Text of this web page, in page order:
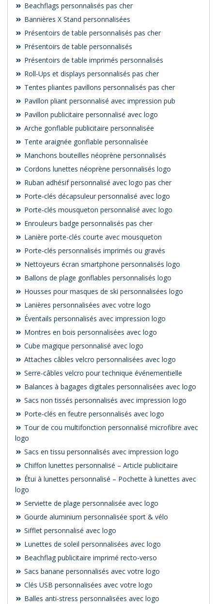
Beachflags personnalisés pas cher
Bannières X Stand personnalisées
Présentoirs de table personnalisés pas cher
Présentoirs de table personnalisés
Présentoirs de table imprimés personnalisés
Roll-Ups et displays personnalisés pas cher
Tentes pliantes pavillons personnalisés pas cher
Pavillon pliant personnalisé avec impression pub
Pavillon publicitaire personnalisé avec logo
Arche gonflable publicitaire personnalisée
Tente araignée gonflable personnalisée
Manchons bouteilles néoprène personnalisés
Cordons lunettes néoprène personnalisés logo
Ruban adhésif personnalisé avec logo pas cher
Porte-clés décapsuleur personnalisé avec logo
Porte-clés mousqueton personnalisé avec logo
Enrouleurs badge personnalisés pas cher
Lanière porte-clés courte avec mousqueton
Porte-clés personnalisés imprimés ou gravés
Nettoyeurs écran smartphone personnalisés logo
Ballons de plage gonflables personnalisés logo
Housses pour masques de ski personnalisées logo
Lanières personnalisées avec votre logo
Éventails personnalisés avec impression logo
Montres en bois personnalisées avec logo
Cube magique personnalisé avec logo
Attaches câbles velcro personnalisées avec logo
Serre-câbles velcro pour technique événementielle
Balances à bagages digitales personnalisées avec logo
Sacs non tissés personnalisés avec impression logo
Porte-clés en feutre personnalisés avec logo
Tour de cou multifonction personnalisé microfibre avec
logo
Sacs en tissu personnalisés avec impression logo
Chiffon lunettes personnalisé – Article publicitaire
Étui à lunettes personnalisé – Pochette à lunettes avec
logo
Serviette de plage personnalisée avec logo
Gourde aluminium personnalisée sport & vélo
Sifflet personnalisé avec logo
Lunettes de soleil personnalisées avec logo
Beachflag publicitaire imprimé recto-verso
Sacs banane personnalisés avec votre logo
Clés USB personnalisées avec votre logo
Balles anti-stress personnalisées avec logo